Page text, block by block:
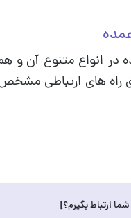
انواع متنوع آن و
های ارتباطی مشخص
ارتباط بگیرم؟]